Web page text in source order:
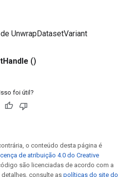
UnwrapDatasetVariant
Handle ()
foi útil?
o conteúdo desta página é
de atribuição 4.0 do Creative
são licenciadas de acordo com a
detalhes, consulte as políticas do site do